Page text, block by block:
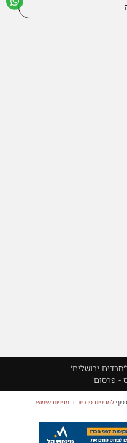
ירושלים'
- פרסום'
למדיניות פרטיות ו-מדיניות שימוש.